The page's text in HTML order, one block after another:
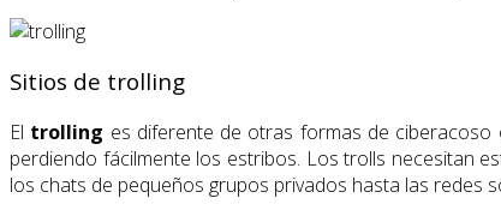
Sitios de trolling
El trolling es diferente de otras formas de
perdiendo fácilmente los estribos. Los trolls necesitan
los chats de pequeños grupos privados hasta las redes